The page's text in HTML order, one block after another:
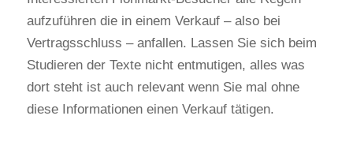
aufzuführen die in einem Verkauf – also bei
Vertragsschluss – anfallen. Lassen Sie sich beim
Studieren der Texte nicht entmutigen, alles was
dort steht ist auch relevant wenn Sie mal ohne
diese Informationen einen Verkauf tätigen.